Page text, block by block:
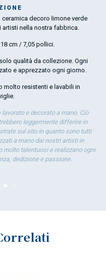
decoro limone verde
nella nostra fabbrica.
cm / 7,05 pollici.
qualità da collezione. Ogni
e apprezzato ogni giorno.
molto resistenti e lavabili in
e decorato a mano. Ciò
leggermente differire in
sul sito in quanto sono tutti
a mano dai nostri artisti in
talentuosi e realizzano ogni
dedizione e passione.